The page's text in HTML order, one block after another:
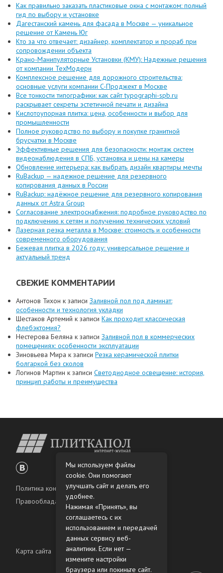
Как правильно заказать пластиковые окна с монтажом: полный
гид по выбору и установке
Дагестанский камень для фасада в Москве — уникальное
решение от Камень Юг
Кто за что отвечает: дизайнер, комплектатор и прораб при
сопровождении объекта
Крано-Манипуляторные Установки (КМУ): Надежные решения
от компании ТехМодерн
Комплексное решение для дорожного строительства:
основные услуги компании C-Проджект в Москве
Все тонкости типографики: как сайт typographi-spb.ru
раскрывает секреты эстетичной печати и дизайна
Кислотоупорная плитка: цена, особенности и выбор для
промышленности
Полное руководство по выбору и покупке гранитной
брусчатки в Москве
Эффективные решения для безопасности: монтаж систем
видеонаблюдения в СПБ, установка и цены на камеры
Обновление интерьера: как выбрать дизайн квартиры мечты
RuBackup — надежное решение для резервного
копирования данных в России
RuBackup: надёжное решение для резервного копирования
данных от Astra Group
Согласование электроснабжения: подробное руководство по
подключению к сетям и получению технических условий
Лазерная резка металла в Москве: стоимость и особенности
современного оборудования
Бежевая плитка в 2026 году: универсальное решение и
актуальный тренд
СВЕЖИЕ КОММЕНТАРИИ
Антонов Тихон к записи Заливной пол под ламинат:
особенности и технология укладки
Шестаков Артемий к записи Как проходит классическая
флебэктомия?
Нестерова Беляна к записи Заливной пол в коммерческих
помещениях: особенности эксплуатации
Зиновьева Мира к записи Резка керамической плитки
болгаркой без сколов
Логинов Мартин к записи Светодиодное освещение: история,
принцип работы и преимущества
Политика конфиденциальности
Правообладателям
Карта сайта
Мы используем файлы
cookie. Они помогают
улучшать сайт и делать его
удобнее.
Нажимая «Принять», вы
соглашаетесь с их
использованием и передачей
данных сервису веб-
аналитики. Если нет —
измените настройки
браузера или покиньте сайт.